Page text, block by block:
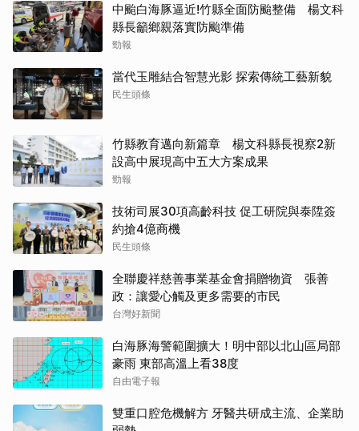
中颱白海豚逼近!竹縣全面防颱整備 楊文科
縣長籲鄉親落實防颱準備
勁報
當代玉雕結合智慧光影 探索傳統工藝新貌
民生頭條
竹縣教育邁向新篇章 楊文科縣長視察2新
設高中展現高中五大方案成果
勁報
技術司展30項高齡科技 促工研院與泰陞簽
約搶4億商機
民生頭條
全聯慶祥慈善事業基金會捐贈物資 張善
政：讓愛心觸及更多需要的市民
台灣好新聞
白海豚海警範圍擴大！明中部以北山區局部
豪雨 東部高溫上看38度
自由電子報
雙重口腔危機解方 牙醫共研成主流、企業助